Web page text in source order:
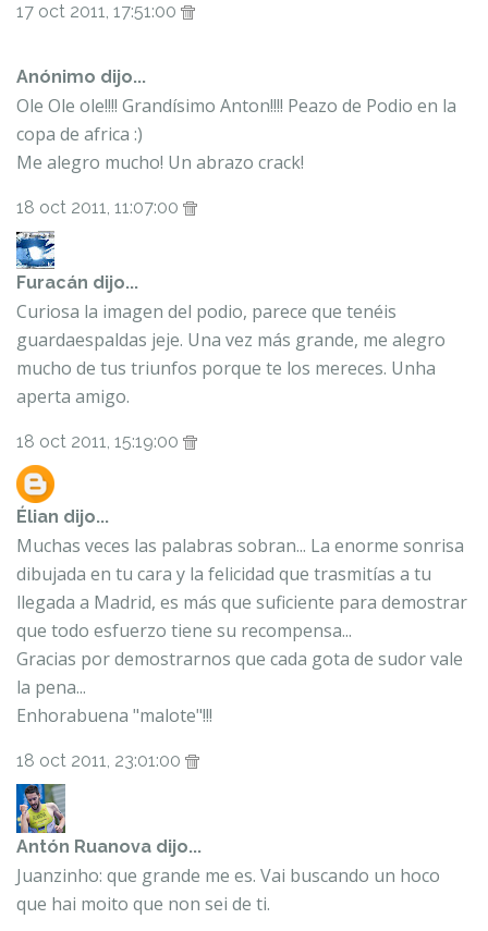
17 oct 2011, 17:51:00
Anónimo dijo...
Ole Ole ole!!!! Grandísimo Anton!!!! Peazo de Podio en la
copa de africa :)
Me alegro mucho! Un abrazo crack!
18 oct 2011, 11:07:00
Furacán dijo...
Curiosa la imagen del podio, parece que tenéis
guardaespaldas jeje. Una vez más grande, me alegro
mucho de tus triunfos porque te los mereces. Unha
aperta amigo.
18 oct 2011, 15:19:00
Élian dijo...
Muchas veces las palabras sobran... La enorme sonrisa
dibujada en tu cara y la felicidad que trasmitías a tu
llegada a Madrid, es más que suficiente para demostrar
que todo esfuerzo tiene su recompensa...
Gracias por demostrarnos que cada gota de sudor vale
la pena...
Enhorabuena "malote"!!!
18 oct 2011, 23:01:00
Antón Ruanova dijo...
Juanzinho: que grande me es. Vai buscando un hoco
que hai moito que non sei de ti.